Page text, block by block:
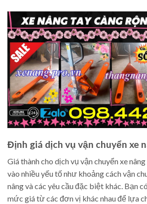
Định giá dịch vụ vận chuyển xe
Giá thành cho dịch vụ vận chuyển xe
vào nhiều yếu tố như khoảng cách vận
nâng và các yêu cầu đặc biệt khác. Bạn
mức giá từ các đơn vị khác nhau để lựa